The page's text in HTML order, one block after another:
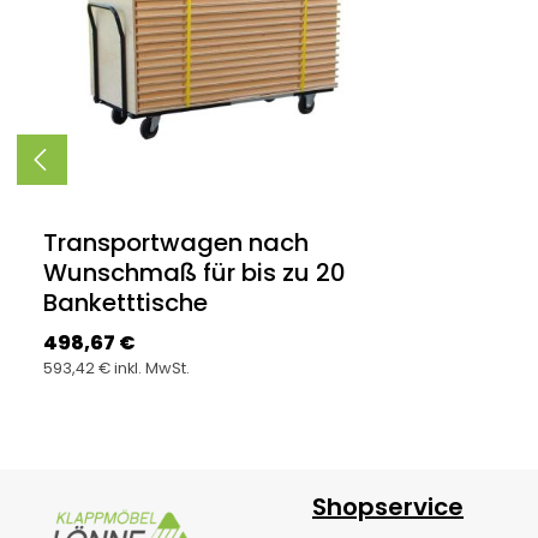
Transportwagen nach
Wunschmaß für bis zu 20
Banketttische
Regulärer Preis:
498,67 €
593,42 € inkl. MwSt.
Shopservice